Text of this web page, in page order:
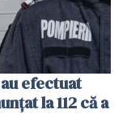
efectuat
la 112 că a